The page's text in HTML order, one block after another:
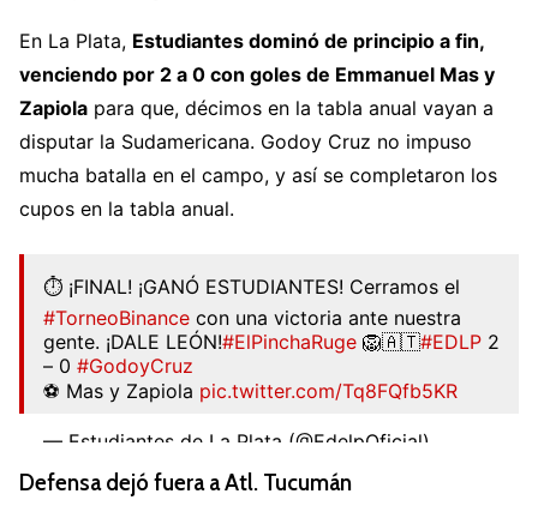
En La Plata, Estudiantes dominó de principio a fin,
venciendo por 2 a 0 con goles de Emmanuel Mas y
Zapiola para que, décimos en la tabla anual vayan a
disputar la Sudamericana. Godoy Cruz no impuso
mucha batalla en el campo, y así se completaron los
cupos en la tabla anual.
⏱ ¡FINAL! ¡GANÓ ESTUDIANTES! Cerramos el
#TorneoBinance con una victoria ante nuestra
gente. ¡DALE LEÓN!#ElPinchaRuge 🦁🇦🇹#EDLP 2
– 0 #GodoyCruz
⚽ Mas y Zapiola pic.twitter.com/Tq8FQfb5KR
— Estudiantes de La Plata (@EdelpOficial)
Defensa dejó fuera a Atl. Tucumán